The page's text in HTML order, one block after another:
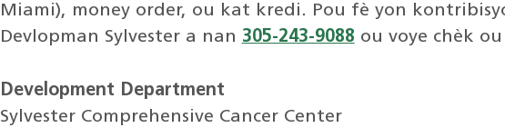
Miami), money order, ou kat kredi. Pou fè yon
Devlopman Sylvester a nan 305-243-9088 ou voye chèk
Development Department
Sylvester Comprehensive Cancer Center